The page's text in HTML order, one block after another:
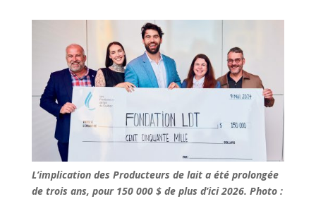
L’implication des Producteurs de lait a été prolongée
de trois ans, pour 150 000 $ de plus d’ici 2026. Photo :